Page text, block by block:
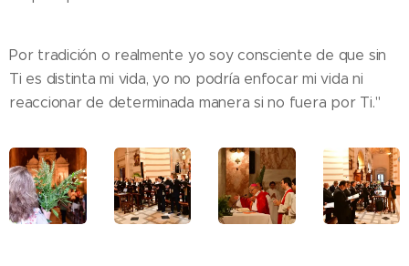
Por tradición o realmente yo soy consciente de que sin
Ti es distinta mi vida, yo no podría enfocar mi vida ni
reaccionar de determinada manera si no fuera por Ti."